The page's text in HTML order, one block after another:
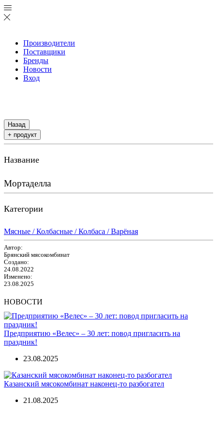
Производители
Поставщики
Бренды
Новости
Вход
Назад
+ продукт
Название
Мортаделла
Категории
Мясные / Колбасные / Колбаса / Варёная
Автор:
Брянский мясокомбинат
Создано:
24.08.2022
Изменено:
23.08.2025
НОВОСТИ
Предприятию «Велес» – 30 лет: повод пригласить на
праздник!
23.08.2025
Казанский мясокомбинат наконец-то разбогател
21.08.2025